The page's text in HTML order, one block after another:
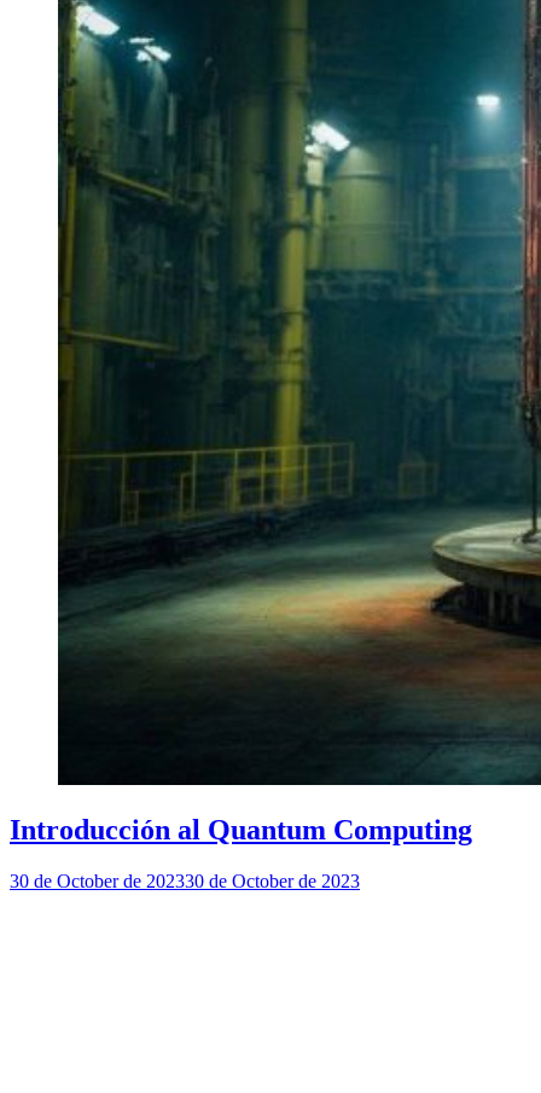
Introducción al Quantum Computing
30 de October de 202330 de October de 2023